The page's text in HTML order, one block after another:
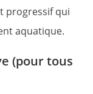
progressif qui
aquatique.
(pour tous